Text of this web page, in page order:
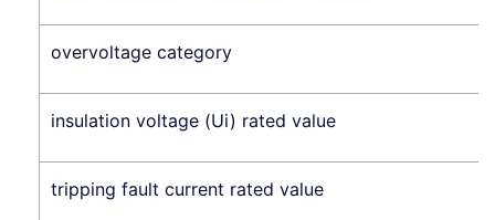
overvoltage category
insulation voltage (Ui) rated value
tripping fault current rated value